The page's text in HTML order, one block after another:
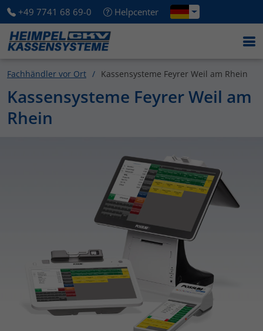
+49 7741 68 69-0 Helpcenter
Fachhändler vor Ort Kassensysteme Feyrer Weil am Rhein
Kassensysteme Feyrer Weil am
Rhein